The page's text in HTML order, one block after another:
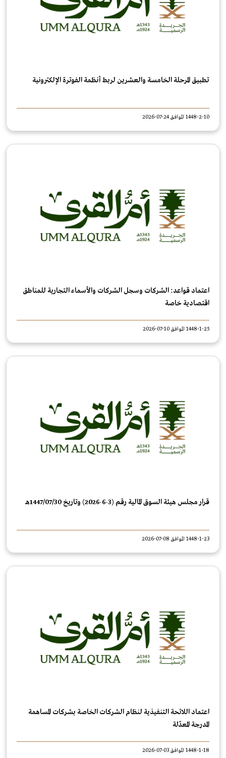
تطبيق المرحلة الخامسة والعشرين لربط أنظمة الفوترة الإلكترونية
1448-2-10 الموافق 24-07-2026
اعتماد قواعد: الشركات وسجل الشركات والأسماء التجارية للمناطق
اقتصادية خاصة
1448-1-25 الموافق 10-07-2026
قرار مجلس هيئة السوق المالية رقم (3‏-6‏-2026) وتاريخ 30/‏07‏/1447هـ
1448-1-23 الموافق 08-07-2026
اعتماد اللائحة التنفيذية لنظام الشركات الخاصة بشركات المساهمة
المدرجة المعدّلة
1448-1-18 الموافق 03-07-2026